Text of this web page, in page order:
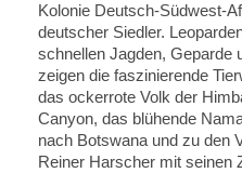
Kolonie Deutsch-Südwest-
deutscher Siedler.
schnellen Jagden, Geparde
zeigen die faszinierende
das ockerrote Volk der
Canyon, das blühende
nach Botswana und zu den
Reiner Harscher mit seinen